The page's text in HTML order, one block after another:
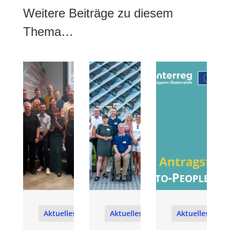
Weitere Beiträge zu diesem
Thema…
Aktuelles Aktuelles Aktuelles